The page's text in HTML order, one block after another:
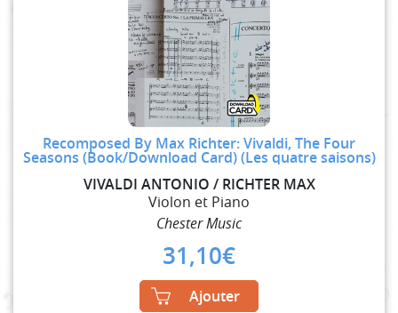
Recomposed By Max Richter: Vivaldi, The Four
Seasons (Book/Download Card) (Les quatre saisons)
VIVALDI ANTONIO / RICHTER MAX
Violon et Piano
Chester Music
31,10€
Ajouter